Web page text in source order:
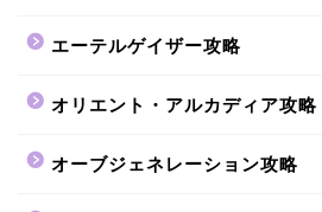
エーテルゲイザー攻略
オリエント・アルカディア攻略
オーブジェネレーション攻略